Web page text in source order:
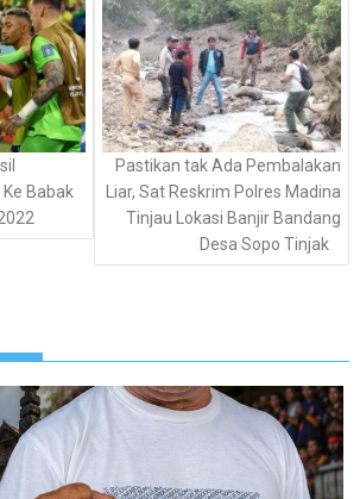
Babak
Pastikan tak Ada Pembalakan
Liar, Sat Reskrim Polres Madina
Tinjau Lokasi Banjir Bandang
Desa Sopo Tinjak